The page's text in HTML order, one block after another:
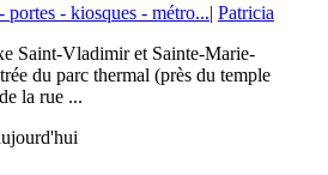
- kiosques - métro...| Patricia
Saint-Vladimir et Sainte-Marie-
du parc thermal (près du temple
la rue ...